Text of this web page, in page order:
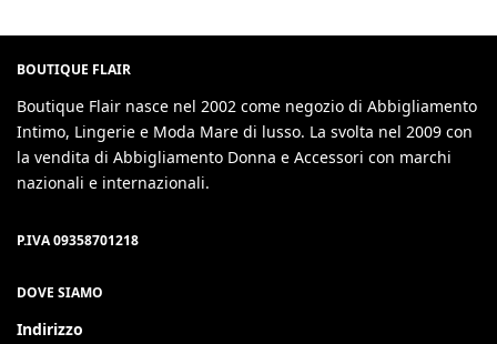
BOUTIQUE FLAIR
Boutique Flair nasce nel 2002 come negozio di Abbigliamento
Intimo, Lingerie e Moda Mare di lusso. La svolta nel 2009 con
la vendita di Abbigliamento Donna e Accessori con marchi
nazionali e internazionali.
P.IVA 09358701218
DOVE SIAMO
Indirizzo